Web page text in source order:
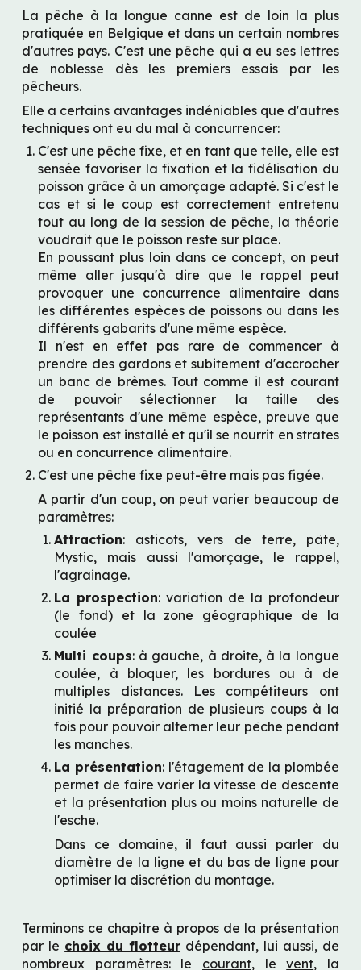
La pêche à la longue canne est de loin la plus
pratiquée en Belgique et dans un certain nombres
d'autres pays. C'est une pêche qui a eu ses lettres
de noblesse dès les premiers essais par les
pêcheurs.
Elle a certains avantages indéniables que d'autres
techniques ont eu du mal à concurrencer:
C'est une pêche fixe, et en tant que telle, elle est
sensée favoriser la fixation et la fidélisation du
poisson grâce à un amorçage adapté. Si c'est le
cas et si le coup est correctement entretenu
tout au long de la session de pêche, la théorie
voudrait que le poisson reste sur place.
En poussant plus loin dans ce concept, on peut
même aller jusqu'à dire que le rappel peut
provoquer une concurrence alimentaire dans
les différentes espèces de poissons ou dans les
différents gabarits d'une même espèce.
Il n'est en effet pas rare de commencer à
prendre des gardons et subitement d'accrocher
un banc de brèmes. Tout comme il est courant
de pouvoir sélectionner la taille des
représentants d'une même espèce, preuve que
le poisson est installé et qu'il se nourrit en strates
ou en concurrence alimentaire.
C'est une pêche fixe peut-être mais pas figée.
A partir d'un coup, on peut varier beaucoup de
paramètres:
Attraction: asticots, vers de terre, pâte,
Mystic, mais aussi l'amorçage, le rappel,
l'agrainage.
La prospection: variation de la profondeur
(le fond) et la zone géographique de la
coulée
Multi coups: à gauche, à droite, à la longue
coulée, à bloquer, les bordures ou à de
multiples distances. Les compétiteurs ont
initié la préparation de plusieurs coups à la
fois pour pouvoir alterner leur pêche pendant
les manches.
La présentation: l'étagement de la plombée
permet de faire varier la vitesse de descente
et la présentation plus ou moins naturelle de
l'esche.
diamètre de la ligne et du bas de ligne pour
optimiser la discrétion du montage.
Terminons ce chapitre à propos de la présentation
par le choix du flotteur dépendant, lui aussi, de
nombreux paramètres: le courant, le vent